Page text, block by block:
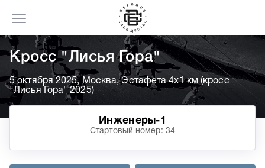
Кросс "Лисья Гора"
5 октября 2025, Москва, Эстафета 4х1 км (кросс
"Лисья Гора" 2025)
Инженеры-1
Стартовый номер: 34